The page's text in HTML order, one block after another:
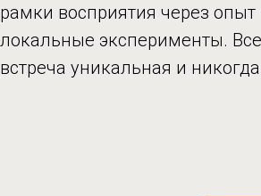
рамки восприятия через
локальные эксперименты.
встреча уникальная и